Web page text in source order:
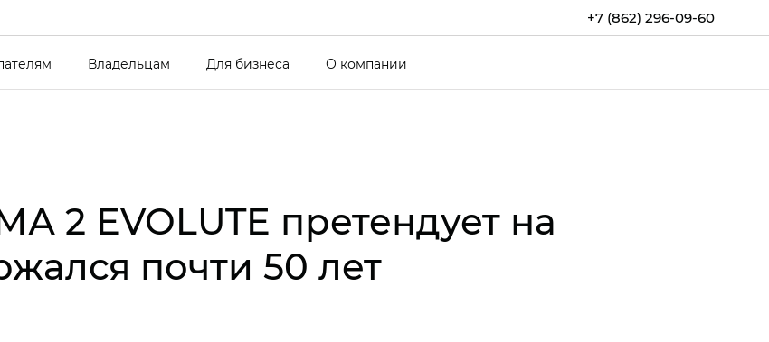
+7 (862) 296-09-60
Владельцам Для бизнеса О компании
2 EVOLUTE претендует на
почти 50 лет